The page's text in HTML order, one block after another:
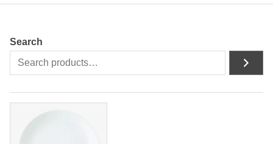
Search